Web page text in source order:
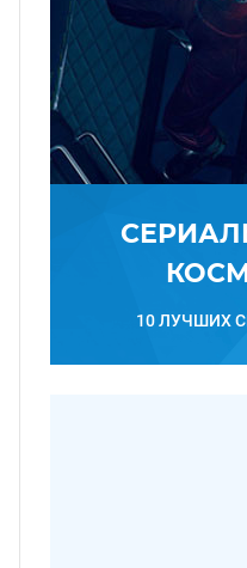
10 ЛУЧШИХ